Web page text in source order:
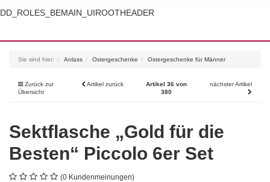
DD_ROLES_BEMAIN_UIROOTHEADER
Sie sind hier: Anlass Ostergeschenke Ostergeschenke für Männer
Zurück zur
Übersicht
Artikel zurück
Artikel 36 von
380
nächster Artikel
Sektflasche „Gold für die
Besten“ Piccolo 6er Set
(0 Kundenmeinungen)